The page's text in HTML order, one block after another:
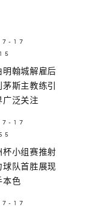
17
明翰城解雇后
斯主教练引
广泛关注
17
杯小组赛推射
球队首胜展现
本色
17